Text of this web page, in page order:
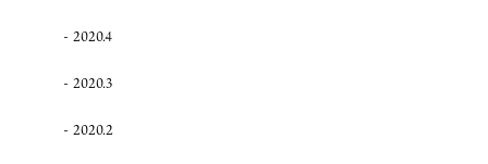
2020.4
2020.3
2020.2